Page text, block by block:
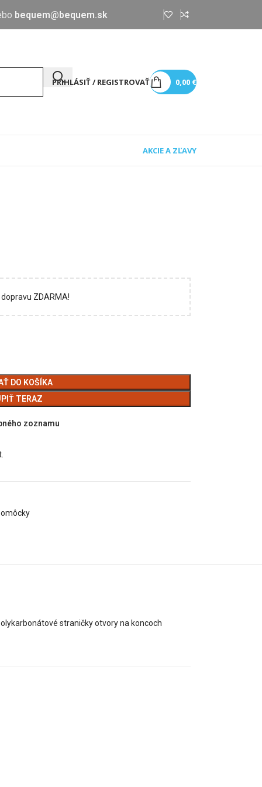
bequem@bequem.sk
PRIHLÁSIŤ / REGISTROVAŤ 0,00 €
AKCIE A ZĽAVY
ZDARMA!
DO KOŠÍKA
TERAZ
zoznamu
straničky otvory na koncoch